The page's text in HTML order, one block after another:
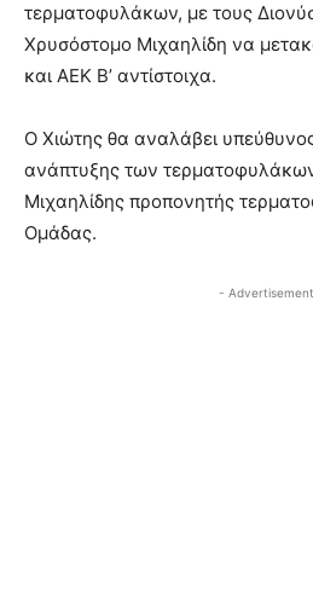
τερματοφυλάκων, με τους
Χρυσόστομο Μιχαηλίδη να
και ΑΕΚ Β’ αντίστοιχα.
Ο Χιώτης θα αναλάβει
ανάπτυξης των
Μιχαηλίδης προπονητής
Ομάδας.
-